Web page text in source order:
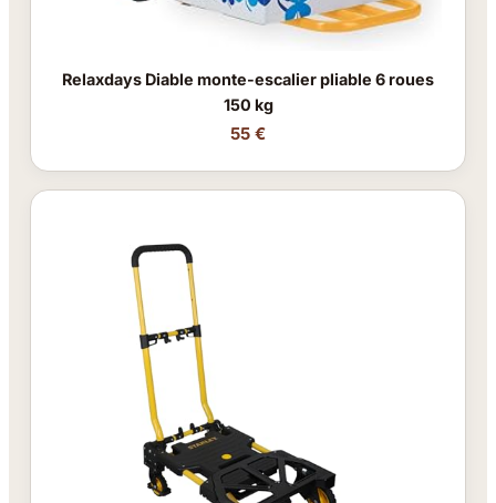
Relaxdays Diable monte-escalier pliable 6 roues
150 kg
55 €